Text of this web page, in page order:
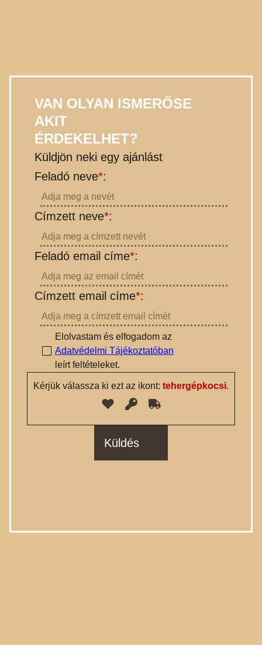
VAN OLYAN ISMERŐSE
AKIT
ÉRDEKELHET?
Küldjön neki egy ajánlást
Feladó neve*:
Címzett neve*:
Feladó email címe*:
Címzett email címe*:
Elolvastam és elfogadom az
Adatvédelmi Tájékoztatóban
leírtfeltételeket.
Kérjük válassza ki ezt az ikont: tehergépkocsi.